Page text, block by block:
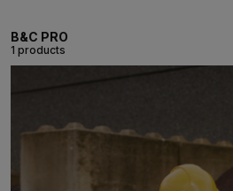
B&C PRO
1 products